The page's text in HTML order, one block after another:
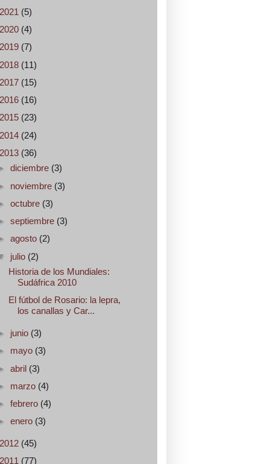
2021 (5)
2020 (4)
2019 (7)
2018 (11)
2017 (15)
2016 (16)
2015 (23)
2014 (24)
2013 (36)
diciembre (3)
noviembre (3)
octubre (3)
septiembre (3)
agosto (2)
julio (2)
Historia de los Mundiales:
Sudáfrica 2010
El fútbol de Rosario: la lepra,
los canallas y Car...
junio (3)
mayo (3)
abril (3)
marzo (4)
febrero (4)
enero (3)
2012 (45)
2011 (77)